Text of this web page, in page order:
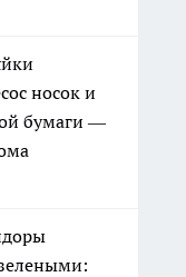
носок и
бумаги —